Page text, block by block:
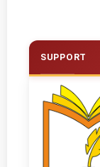
SUPPORT